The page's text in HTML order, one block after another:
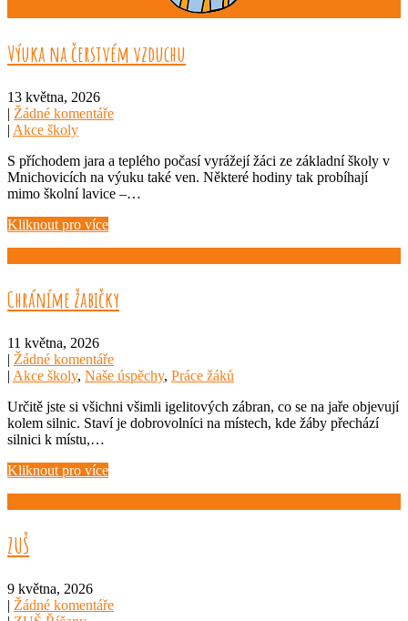
Výuka na čerstvém vzduchu
13 května, 2026
| Žádné komentáře
| Akce školy
S příchodem jara a teplého počasí vyrážejí žáci ze základní školy v
Mnichovicích na výuku také ven. Některé hodiny tak probíhají
mimo školní lavice –…
Kliknout pro více
Chráníme žabičky
11 května, 2026
| Žádné komentáře
| Akce školy, Naše úspěchy, Práce žáků
Určitě jste si všichni všimli igelitových zábran, co se na jaře objevují
kolem silnic. Staví je dobrovolníci na místech, kde žáby přechází
silnici k místu,…
Kliknout pro více
ZUŠ
9 května, 2026
| Žádné komentáře